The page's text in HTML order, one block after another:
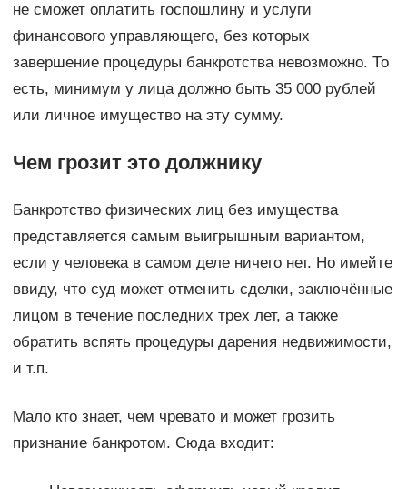
не сможет оплатить госпошлину и услуги
финансового управляющего, без которых
завершение процедуры банкротства невозможно. То
есть, минимум у лица должно быть 35 000 рублей
или личное имущество на эту сумму.
Чем грозит это должнику
Банкротство физических лиц без имущества
представляется самым выигрышным вариантом,
если у человека в самом деле ничего нет. Но имейте
ввиду, что суд может отменить сделки, заключённые
лицом в течение последних трех лет, а также
обратить вспять процедуры дарения недвижимости,
и т.п.
Мало кто знает, чем чревато и может грозить
признание банкротом. Сюда входит: